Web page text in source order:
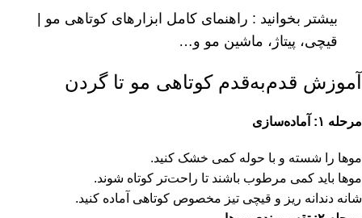
بیشتر بخوانید : راهنمای کامل ابزارهای کوتاهی مو |
قیچی، پیتاژ، ماشین مو و…
آموزش قدم‌به‌قدم کوتاهی مو تا گردن
مرحله ۱: آماده‌سازی
موها را شسته و با حوله کمی خشک کنید.
موها باید کمی مرطوب باشند تا راحت‌تر کوتاه شوند.
شانه دندانه ریز و قیچی تیز مخصوص کوتاهی آماده کنید.